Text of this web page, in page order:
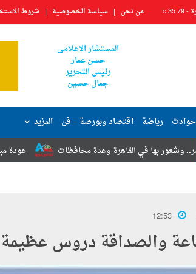
-
35.79
C من نحن سياسة الخصوصية شروط
المستشار الاعلامى
حسن عمار
رئيس التحرير
جمال حسين
حوادث رياضة اقتصاد وبورصة فن المزيد
عودة مبادرة تسوية وعدة محافظات
12:53
دروس عظيمة منذ 1441